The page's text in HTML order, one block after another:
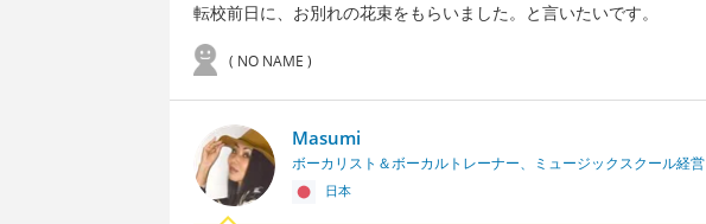
転校前日に、お別れの花束をもらいました。と言いたいです。
( NO NAME )
Masumi
ボーカリスト＆ボーカルトレーナー、ミュージックスクール経営
日本